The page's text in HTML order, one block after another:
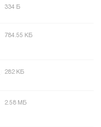
334 Б
784.55 КБ
282 КБ
2.58 МБ